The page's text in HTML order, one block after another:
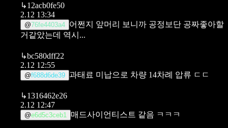
↳12acb0fe50
2.12 13:34
@76fe4403a4 어쩐지 앞머리 보니까 공정보단 공짜좋아할
거같았는데 역시...
↳bc580dff22
2.12 12:55
@f688d6de39 과태료 미납으로 차량 14차례 압류 ㄷㄷ
↳1316462e26
2.12 12:47
@e6d5c3ceb1 매드사이언티스트 같음 ㅋㅋㅋ